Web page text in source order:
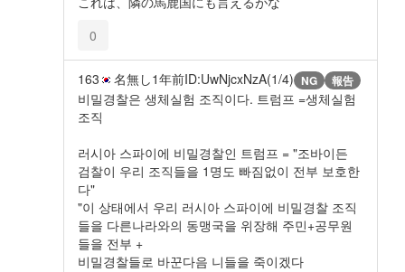
0
163 名無し1年前ID:UwNjcxNzA(1/4) NG 報告
비밀경찰은 생체실험 조직이다. 트럼프 =생체실험
조직
러시아 스파이에 비밀경찰인 트럼프 = "조바이든
검찰이 우리 조직들을 1명도 빠짐없이 전부 보호한
다"
"이 상태에서 우리 러시아 스파이에 비밀경찰 조직
들을 다른나라와의 동맹국을 위장해 주민+공무원
들을 전부 +
비밀경찰들로 바꾼다음 니들을 죽이겠다